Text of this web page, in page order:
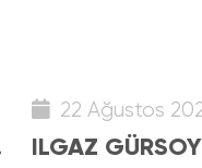
22 Ağustos
ILGAZ GÜRSOY